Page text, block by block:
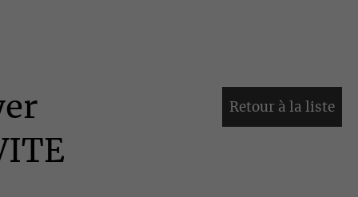
Retour à la liste